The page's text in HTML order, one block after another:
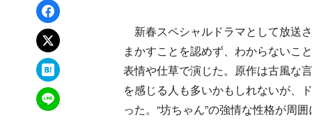
Facebookでシェア
xでポスト
はてなブックマーク
LINEで送る
新春スペシャルドラマとして放送
まかすことを認めず、わからないこ
表情や仕草で演じた。原作は古風な
を感じる人も多いかもしれないが、
った。“坊ちゃん”の強情な性格が周